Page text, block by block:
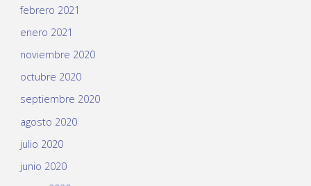
febrero 2021
enero 2021
noviembre 2020
octubre 2020
septiembre 2020
agosto 2020
julio 2020
junio 2020